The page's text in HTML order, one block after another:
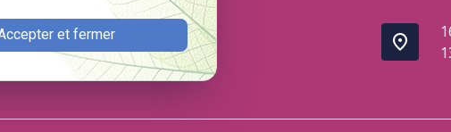
place
et fermer